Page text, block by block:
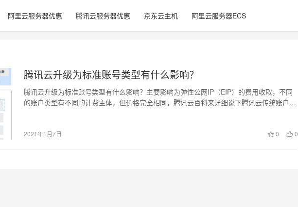
阿里云服务器优惠 腾讯云服务器优惠 京东云主机 阿里云服务器ECS
腾讯云升级为标准账号类型有什么影响？
腾讯云升级为标准账号类型有什么影响？主要影响为弹性公网IP（EIP）的费用收取，不同
的账户类型有不同的计费主体，但价格完全相同，腾讯云百科来详细说下腾讯云传统账户和
2021年1月7日 0 0